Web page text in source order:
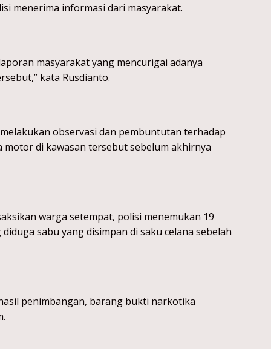
menerima informasi dari masyarakat.
masyarakat yang mencurigai adanya
kata Rusdianto.
observasi dan pembuntutan terhadap
di kawasan tersebut sebelum akhirnya
warga setempat, polisi menemukan 19
sabu yang disimpan di saku celana sebelah
penimbangan, barang bukti narkotika